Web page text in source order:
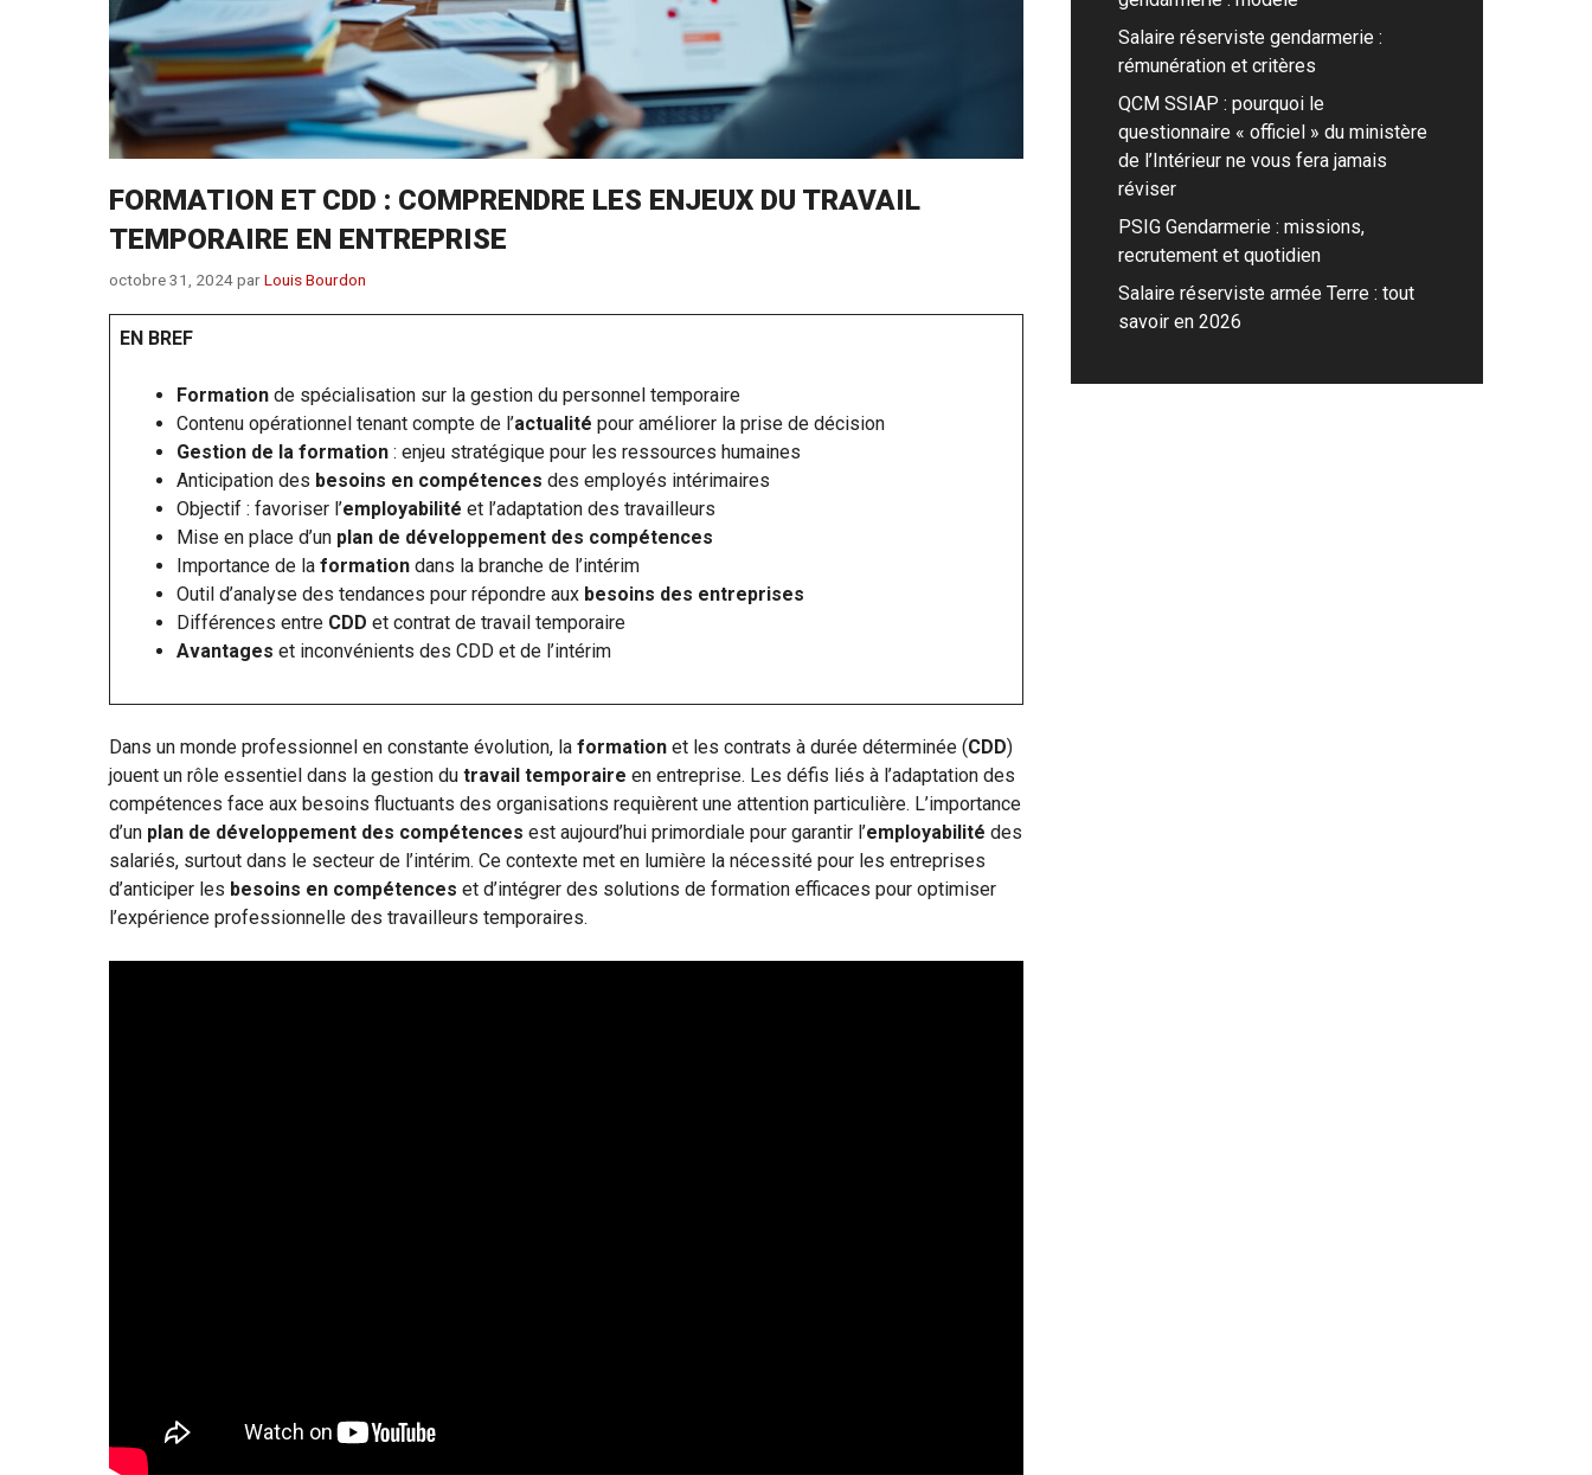
FORMATION ET CDD : COMPRENDRE LES ENJEUX DU TRAVAIL
TEMPORAIRE EN ENTREPRISE
octobre 31, 2024parLouis Bourdon
EN BREF
Formation de spécialisation sur la gestion du personnel temporaire
Contenu opérationnel tenant compte de l’actualité pour améliorer la prise de décision
Gestion de la formation : enjeu stratégique pour les ressources humaines
Anticipation des besoins en compétences des employés intérimaires
Objectif : favoriser l’employabilité et l’adaptation des travailleurs
Mise en place d’un plan de développement des compétences
Importance de la formation dans la branche de l’intérim
Outil d’analyse des tendances pour répondre aux besoins des entreprises
Différences entre CDD et contrat de travail temporaire
Avantages et inconvénients des CDD et de l’intérim
Dans un monde professionnel en constante évolution, la formation et les contrats à durée déterminée (CDD)
jouent un rôle essentiel dans la gestion du travail temporaire en entreprise. Les défis liés à l’adaptation des
compétences face aux besoins fluctuants des organisations requièrent une attention particulière. L’importance
d’un plan de développement des compétences est aujourd’hui primordiale pour garantir l’employabilité des
salariés, surtout dans le secteur de l’intérim. Ce contexte met en lumière la nécessité pour les entreprises
d’anticiper les besoins en compétences et d’intégrer des solutions de formation efficaces pour optimiser
l’expérience professionnelle des travailleurs temporaires.
Salaire réserviste gendarmerie :
rémunération et critères
QCM SSIAP : pourquoi le
questionnaire « officiel » du ministère
de l’Intérieur ne vous fera jamais
réviser
PSIG Gendarmerie : missions,
recrutement et quotidien
Salaire réserviste armée Terre : tout
savoir en 2026